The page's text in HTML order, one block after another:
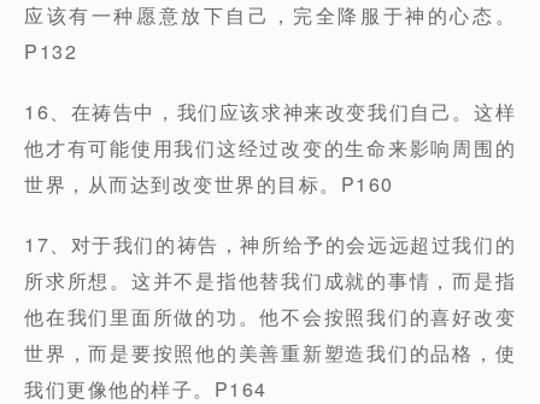
应该有一种愿意放下自己，完全降服于神的心态。
P132
16、在祷告中，我们应该求神来改变我们自己。这样
他才有可能使用我们这经过改变的生命来影响周围的
世界，从而达到改变世界的目标。P160
17、对于我们的祷告，神所给予的会远远超过我们的
所求所想。这并不是指他替我们成就的事情，而是指
他在我们里面所做的功。他不会按照我们的喜好改变
世界，而是要按照他的美善重新塑造我们的品格，使
我们更像他的样子。P164